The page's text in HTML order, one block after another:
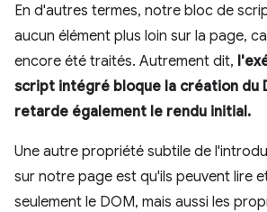
En d'autres termes, notre bloc de
aucun élément plus loin sur la page,
encore été traités. Autrement dit,
script intégré bloque la création du
retarde également le rendu initial.
Une autre propriété subtile de
sur notre page est qu'ils peuvent lire
seulement le DOM, mais aussi les